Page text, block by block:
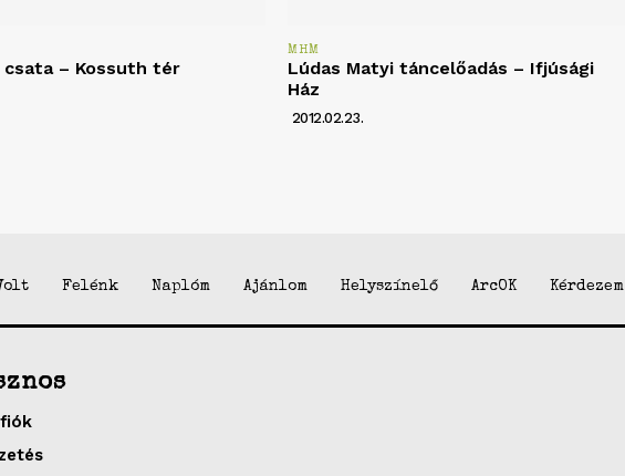
csata – Kossuth tér
MHM
Lúdas Matyi táncelőadás – Ifjúsági
Ház
2012.02.23.
Felénk Naplóm Ajánlom Helyszínelő ArcOK Kérdezem